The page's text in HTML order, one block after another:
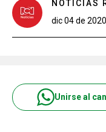
NOTICIAS
dic 04 de 2020
Unirse al